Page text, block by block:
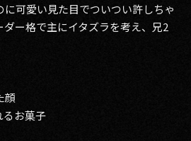
に可愛い見た目でついつい許しちゃ
ー格で主にイタズラを考え、兄2
顔
るお菓子